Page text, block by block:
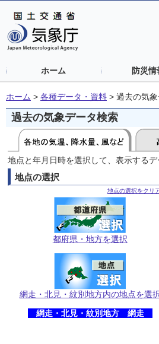
ホーム 防災情
ホーム > 各種データ・資料 > 過去の気
過去の気象データ検索
地点と年月日時を選択して、表示する
地点の選択
地点の選択をクリ
都府県・地方を選択
網走・北見・紋別地方内の地点を選
網走・北見・紋別地方 網走